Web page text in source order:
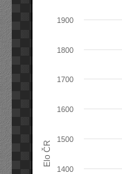
Elo ČR
1400
1500
1600
1700
1800
1900